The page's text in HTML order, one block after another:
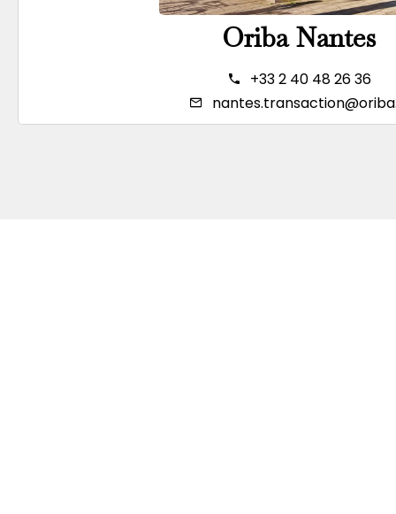
Oriba Nantes
+33 2 40 48 26 36